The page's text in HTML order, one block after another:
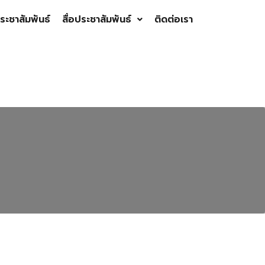
ะชาสัมพันธ์ สื่อประชาสัมพันธ์ ติดต่อเรา